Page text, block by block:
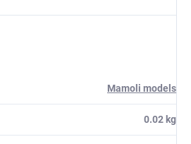
Mamoli models
0.02 kg